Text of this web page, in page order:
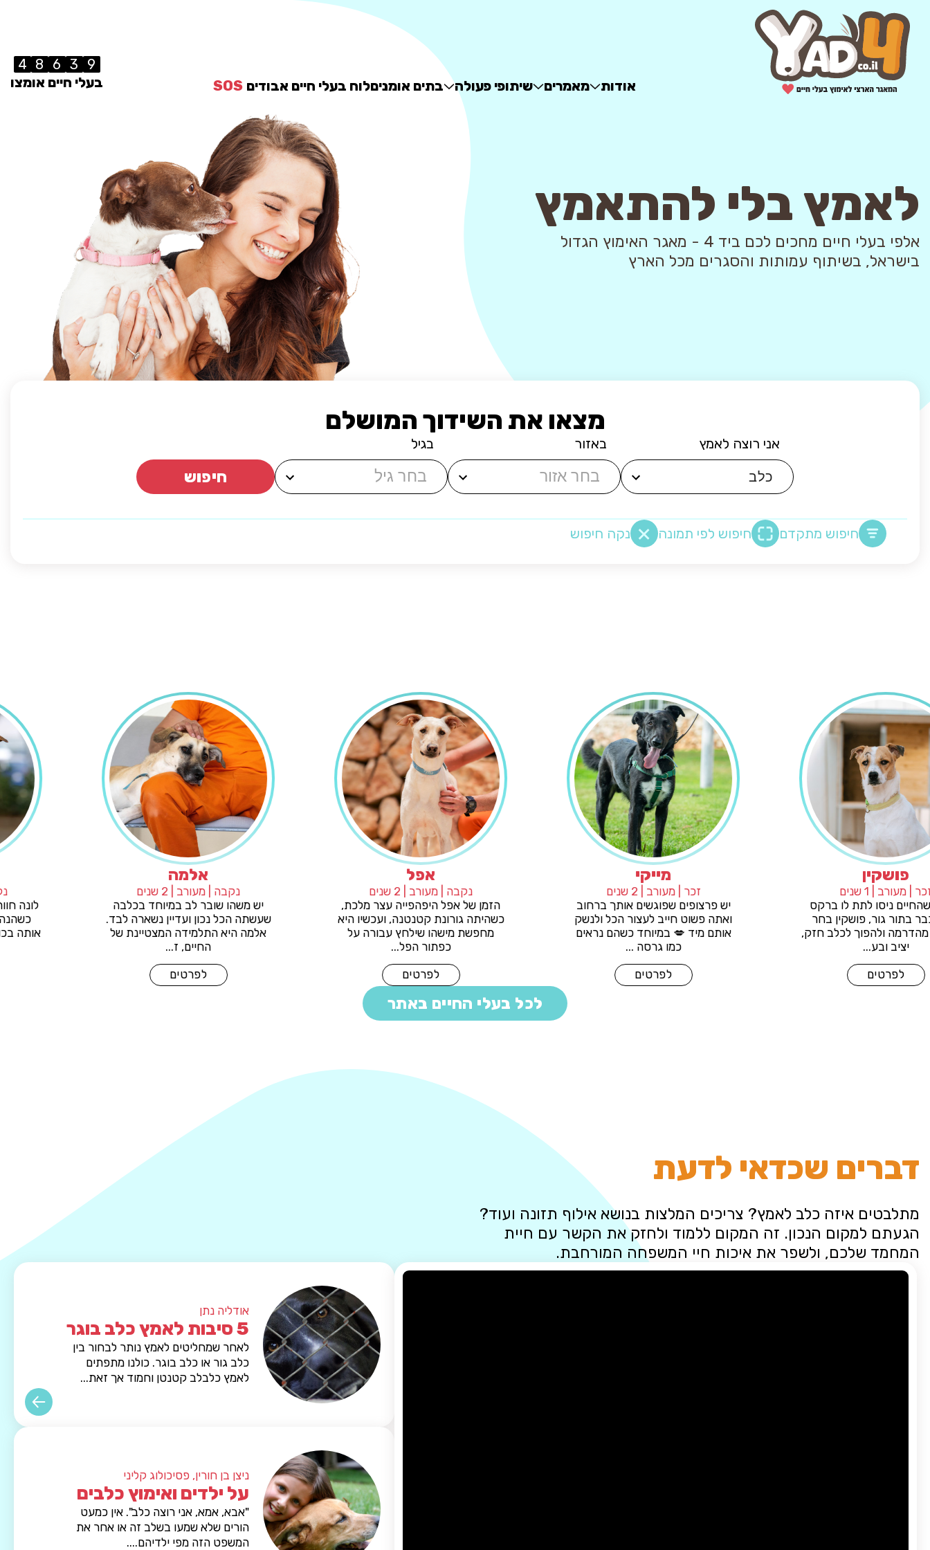
אודות מאמרים שיתופי פעולה בתים אומניםלוח בעלי חיים אבודים SOS
9
3
6
8
4
בעלי חיים אומצו
לאמץ בלי להתאמץ
אלפי בעלי חיים מחכים לכם ביד 4 - מאגר האימוץ הגדול
בישראל, בשיתוף עמותות והסגרים מכל הארץ
מצאו את השידוך המושלם
אני רוצה לאמץ באזור בגיל
חיפוש
חיפוש מתקדם חיפוש לפי תמונה נקה חיפוש
זכר | מעורב | 1 שנים
למרות שהחיים ניסו לתת לו ברקס
רציני כבר בתור גור, פושקין בחר
להתעלם מהדרמה ולהפוך לכלב חזק,
זכר | מעורב | 2 שנים
יש פרצופים שפוגשים אותך ברחוב
ואתה פשוט חייב לעצור הכל ולנשק
אותם מיד 💋 במיוחד כשהם נראים
נקבה | מעורב | 2 שנים
הזמן של אפל היפהפייה עצר מלכת,
כשהיתה גורונת קטנטנה, ועכשיו היא
מחפשת מישהו שילחץ עבורה על
נקבה | מעורב | 2 שנים
יש משהו שובר לב במיוחד בכלבה
שעשתה הכל נכון ועדיין נשארה לבד.
אלמה היא התלמידה המצטיינת של
לכל בעלי החיים באתר
דברים שכדאי לדעת
מתלבטים איזה כלב לאמץ? צריכים המלצות בנושא אילוף תזונה ועוד?
הגעתם למקום הנכון. זה המקום ללמוד ולחזק את הקשר עם חיית
המחמד שלכם, ולשפר את איכות חיי המשפחה המורחבת.
אודליה נתן
5 סיבות לאמץ כלב בוגר
לאחר שמחליטים לאמץ נותר לבחור בין
כלב גור או כלב בוגר. כולנו מתפתים
לאמץ כלבלב קטנטן וחמוד אך זאת...
ניצן בן חורין, פסיכולוג קליני
על ילדים ואימוץ כלבים
"אבא, אמא, אני רוצה כלב". אין כמעט
הורים שלא שמעו בשלב זה או אחר את
המשפט הזה מפי ילדיהם....